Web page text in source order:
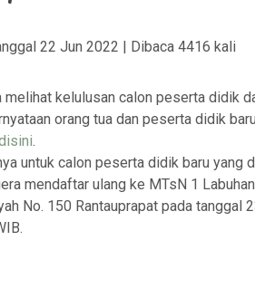
22 Jun 2022 | Dibaca 4416 kali
melihat kelulusan calon peserta didik
orang tua dan peserta didik
.
untuk calon peserta didik baru yang
mendaftar ulang ke MTsN 1
No. 150 Rantauprapat pada tanggal